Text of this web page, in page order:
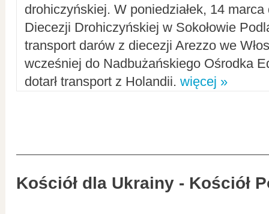
drohiczyńskiej. W poniedziałek, 14
Diecezji Drohiczyńskiej w Sokołowie
transport darów z diecezji Arezzo we
wcześniej do Nadbużańskiego Ośrodka
dotarł transport z Holandii. więcej »
Kościół dla Ukrainy - Kościół